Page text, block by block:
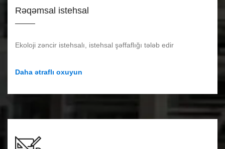
Rəqəmsal istehsal
Ekoloji zəncir istehsalı, istehsal şəffaflığı tələb edir
Daha ətraflı oxuyun